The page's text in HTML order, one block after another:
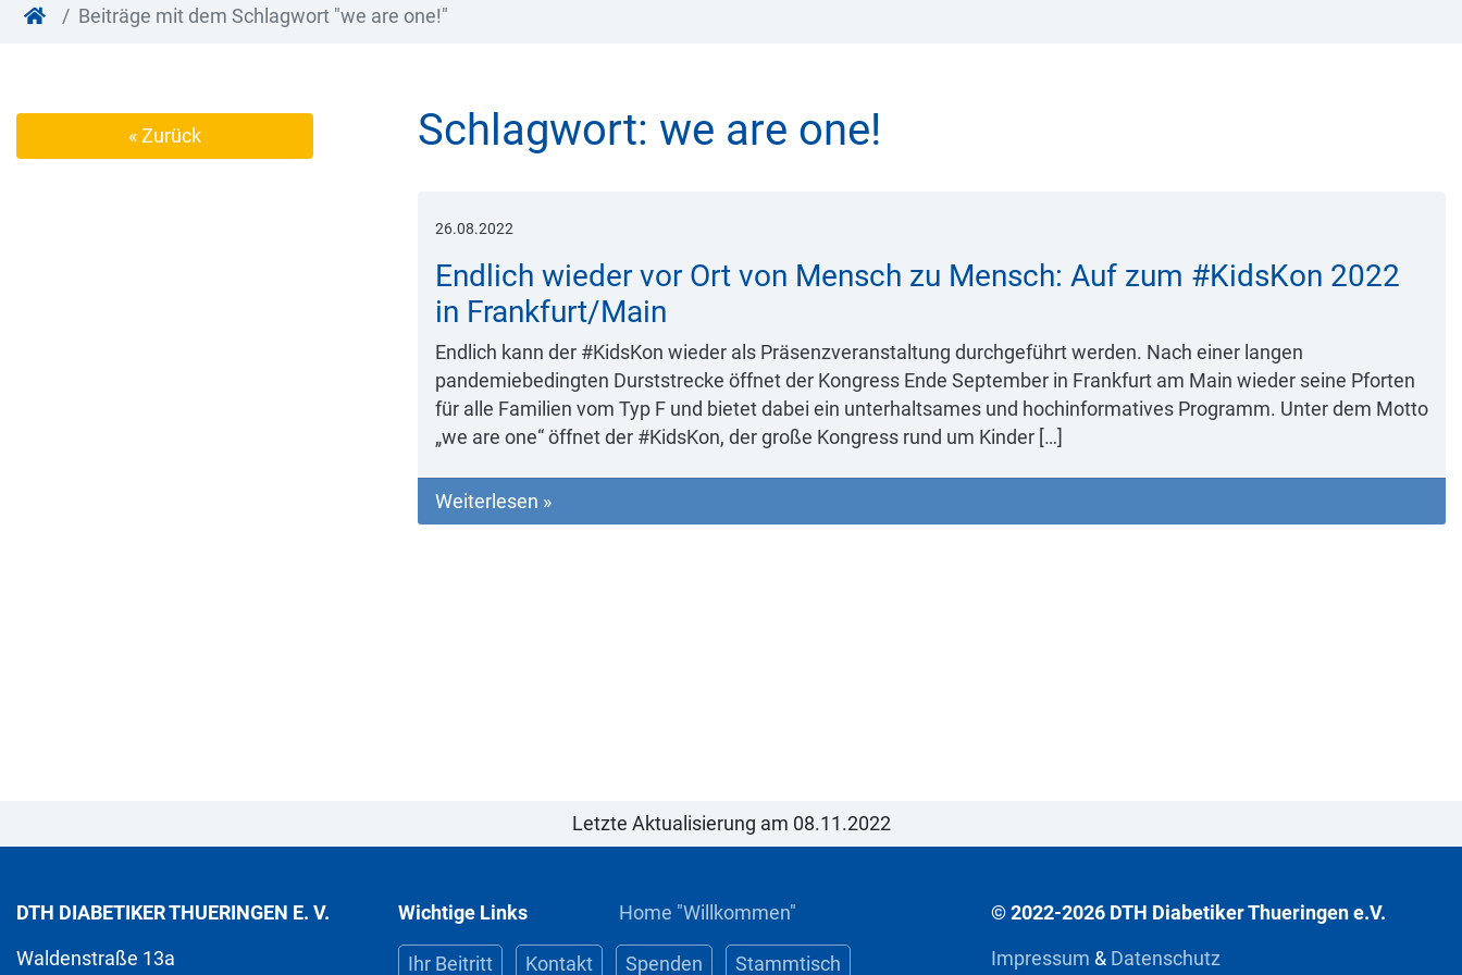
Beiträge mit dem Schlagwort "we are one!"
Schlagwort: we are one!
26.08.2022
Endlich wieder vor Ort von Mensch zu Mensch: Auf zum #KidsKon 2022
in Frankfurt/Main
Endlich kann der #KidsKon wieder als Präsenzveranstaltung durchgeführt werden. Nach einer langen
pandemiebedingten Durststrecke öffnet der Kongress Ende September in Frankfurt am Main wieder seine Pforten
für alle Familien vom Typ F und bietet dabei ein unterhaltsames und hochinformatives Programm. Unter dem Motto
„we are one“ öffnet der #KidsKon, der große Kongress rund um Kinder […]
Weiterlesen »
« Zurück
Letzte Aktualisierung am 08.11.2022
DTH DIABETIKER THUERINGEN E. V.
Waldenstraße 13a
Wichtige Links Home "Willkommen"
Ihr Beitritt Kontakt Spenden Stammtisch
© 2022-2026 DTH Diabetiker Thueringen e.V.
Impressum & Datenschutz